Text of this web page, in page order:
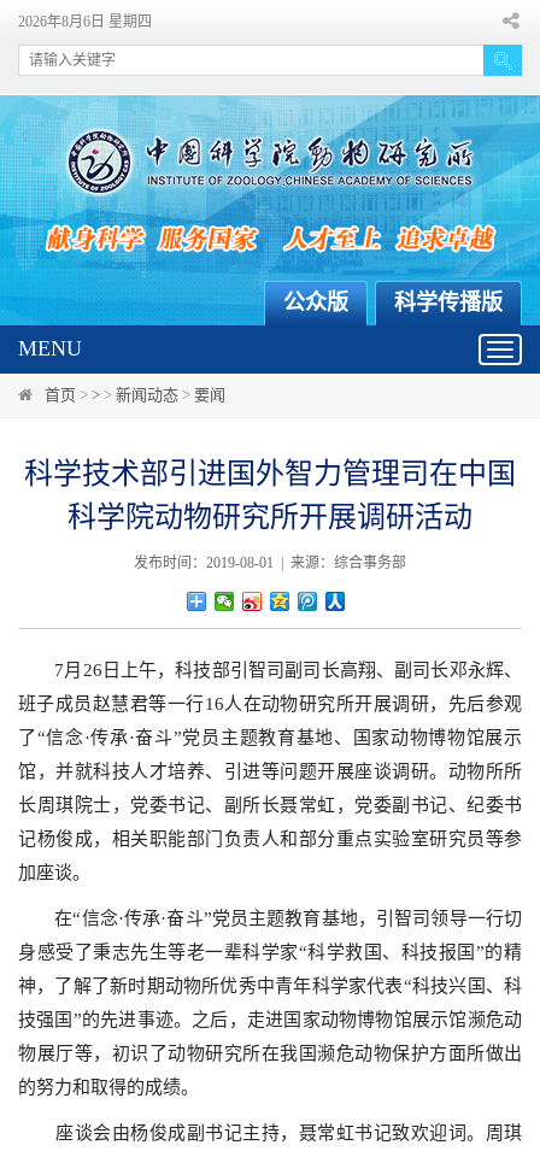
2026年8月6日 星期四
科学传播版
公众版
MENU
首页 > > > 新闻动态 > 要闻
科学技术部引进国外智力管理司在中国
科学院动物研究所开展调研活动
发布时间：2019-08-01 | 来源：综合事务部
7月26日上午，科技部引智司副司长高翔、副司长邓永辉、
班子成员赵慧君等一行16人在动物研究所开展调研，先后参观
了“信念·传承·奋斗”党员主题教育基地、国家动物博物馆展示
馆，并就科技人才培养、引进等问题开展座谈调研。动物所所
长周琪院士，党委书记、副所长聂常虹，党委副书记、纪委书
记杨俊成，相关职能部门负责人和部分重点实验室研究员等参
加座谈。
在“信念·传承·奋斗”党员主题教育基地，引智司领导一行切
身感受了秉志先生等老一辈科学家“科学救国、科技报国”的精
神，了解了新时期动物所优秀中青年科学家代表“科技兴国、科
技强国”的先进事迹。之后，走进国家动物博物馆展示馆濒危动
物展厅等，初识了动物研究所在我国濒危动物保护方面所做出
的努力和取得的成绩。
座谈会由杨俊成副书记主持，聂常虹书记致欢迎词。周琪